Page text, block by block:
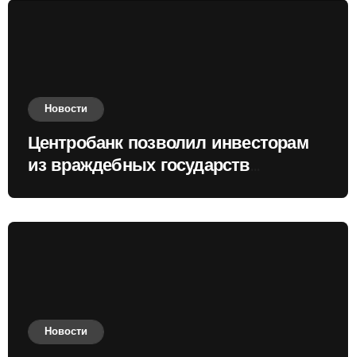
Новости
Центробанк позволил инвесторам
из враждебных государств
Новости